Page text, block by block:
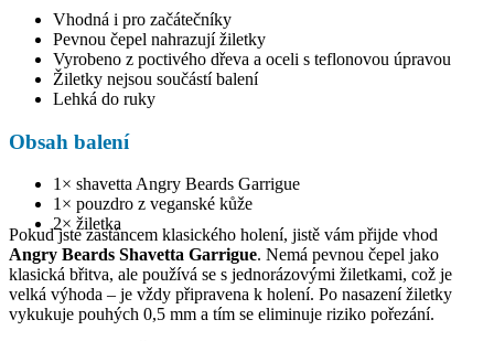
Vhodná i pro začátečníky
Pevnou čepel nahrazují žiletky
Vyrobeno z poctivého dřeva a oceli s teflonovou úpravou
Žiletky nejsou součástí balení
Lehká do ruky
Obsah balení
1× shavetta Angry Beards Garrigue
1× pouzdro z veganské kůže
2× žiletka
Pokud jste zastáncem klasického holení, jistě vám přijde vhod
Angry Beards Shavetta Garrigue. Nemá pevnou čepel jako
klasická břitva, ale používá se s jednorázovými žiletkami, což je
velká výhoda – je vždy připravena k holení. Po nasazení žiletky
vykukuje pouhých 0,5 mm a tím se eliminuje riziko pořezání.